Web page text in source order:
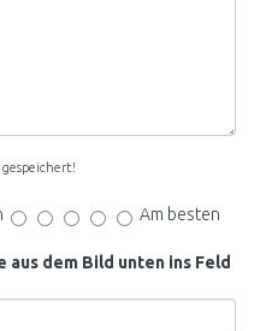
Am besten
dem Bild unten ins Feld